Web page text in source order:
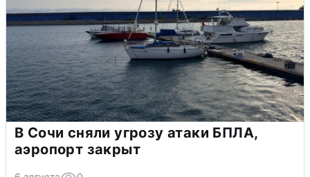
В Сочи сняли угрозу атаки БПЛА,
аэропорт закрыт